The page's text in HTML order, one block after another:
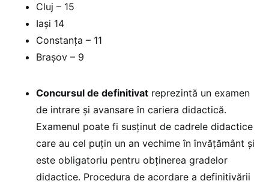
Cluj – 15
Iași 14
Constanța – 11
Brașov – 9
Concursul de definitivat reprezintă un examen
de intrare și avansare în cariera didactică.
Examenul poate fi susținut de cadrele didactice
care au cel puțin un an vechime în învățământ și
este obligatoriu pentru obținerea gradelor
didactice. Procedura de acordare a definitivării